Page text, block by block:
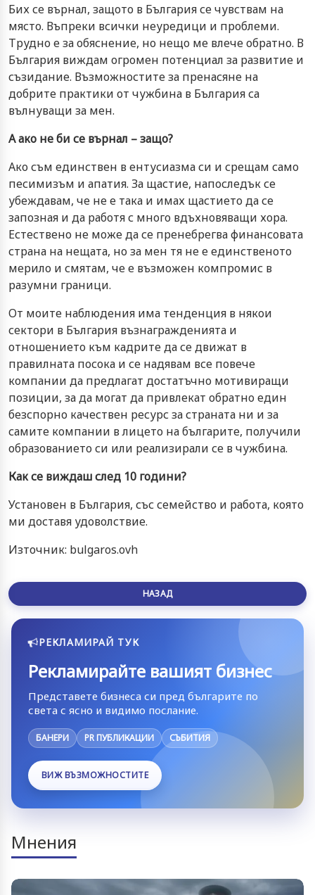
Бих се върнал, защото в България се чувствам на
място. Въпреки всички неуредици и проблеми.
Трудно е за обяснение, но нещо ме влече обратно. В
България виждам огромен потенциал за развитие и
съзидание. Възможностите за пренасяне на
добрите практики от чужбина в България са
вълнуващи за мен.
А ако не би се върнал – защо?
Ако съм единствен в ентусиазма си и срещам само
песимизъм и апатия. За щастие, напоследък се
убеждавам, че не е така и имах щастието да се
запозная и да работя с много вдъхновяващи хора.
Естествено не може да се пренебрегва финансовата
страна на нещата, но за мен тя не е единственото
мерило и смятам, че е възможен компромис в
разумни граници.
От моите наблюдения има тенденция в някои
сектори в България възнагражденията и
отношението към кадрите да се движат в
правилната посока и се надявам все повече
компании да предлагат достатъчно мотивиращи
позиции, за да могат да привлекат обратно един
безспорно качествен ресурс за страната ни и за
самите компании в лицето на българите, получили
образованието си или реализирали се в чужбина.
Как се виждаш след 10 години?
Установен в България, със семейство и работа, която
ми доставя удоволствие.
Източник: bulgaros.ovh
НАЗАД
РЕКЛАМИРАЙ ТУК
Рекламирайте вашият бизнес
Представете бизнеса си пред българите по
света с ясно и видимо послание.
БАНЕРИ PR ПУБЛИКАЦИИ СЪБИТИЯ
ВИЖ ВЪЗМОЖНОСТИТЕ
Мнения